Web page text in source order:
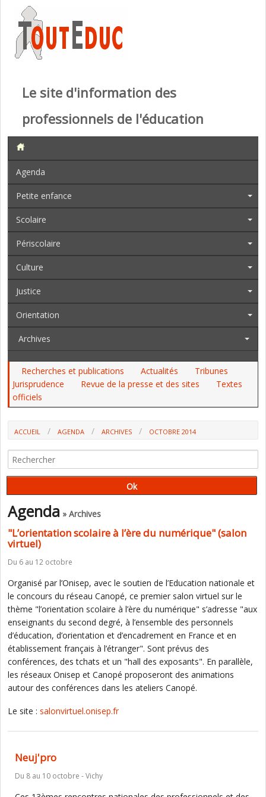
Le site d'information des
professionnels de l'éducation
Agenda
Petite enfance
Scolaire
Périscolaire
Culture
Justice
Orientation
Archives
Recherches et publications Actualités
Tribunes
Jurisprudence
Revue de la presse et des sites
Textes
officiels
ACCUEIL AGENDA ARCHIVES OCTOBRE 2014
Agenda » Archives
"L’orientation scolaire à l’ère du numérique" (salon
virtuel)
Du 6 au 12 octobre
Organisé par l’Onisep, avec le soutien de l’Education nationale et
le concours du réseau Canopé, ce premier salon virtuel sur le
thème "l’orientation scolaire à l’ère du numérique" s’adresse "aux
enseignants du second degré, à l’ensemble des personnels
d’éducation, d’orientation et d’encadrement en France et en
établissement français à l’étranger". Sont prévus des
conférences, des tchats et un "hall des exposants". En parallèle,
les réseaux Onisep et Canopé proposeront des animations
autour des conférences dans les ateliers Canopé.
Le site : salonvirtuel.onisep.fr
Neuj'pro
Du 8 au 10 octobre - Vichy